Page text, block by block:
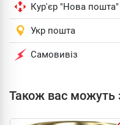
Кур'єр "Нова пошта"
Укр пошта
Самовивіз
Також вас можуть